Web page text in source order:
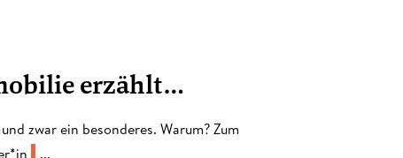
erzählt…
zwar ein besonderes. Warum? Zum
...